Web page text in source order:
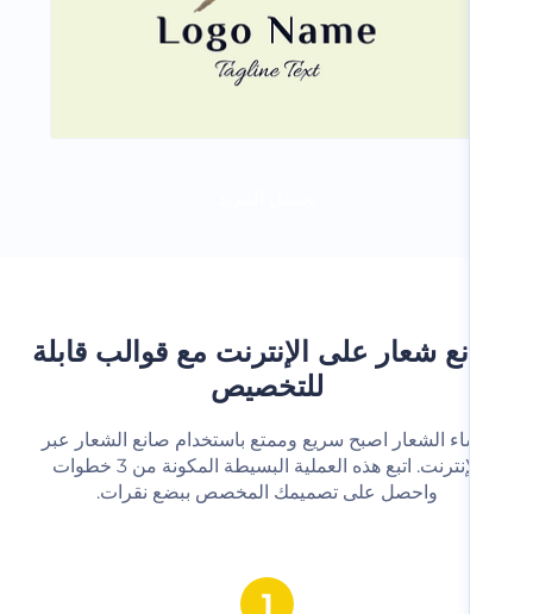
شعار على الإنترنت مع قوالب قابلة
للتخصيص
الشعار اصبح سريع وممتع باستخدام صانع الشعار عبر
الإنترنت. اتبع هذه العملية البسيطة المكونة من 3 خطوات
واحصل على تصميمك المخصص ببضع نقرات.‬